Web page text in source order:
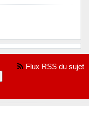
Flux RSS du sujet